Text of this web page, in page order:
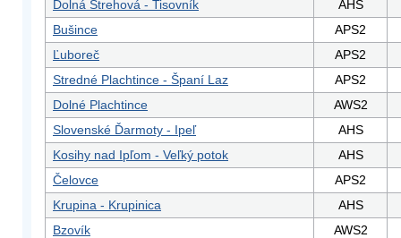
Dolná Strehová - Tisovník
AHS
Bušince
APS2
Ľuboreč
APS2
Stredné Plachtince - Španí Laz
APS2
Dolné Plachtince
AWS2
Slovenské Ďarmoty - Ipeľ
AHS
Kosihy nad Ipľom - Veľký potok
AHS
Čelovce
APS2
Krupina - Krupinica
AHS
Bzovík
AWS2